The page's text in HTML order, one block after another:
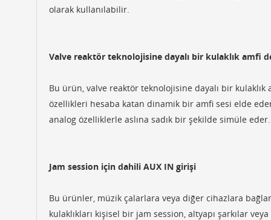
olarak kullanılabilir.
Valve reaktör teknolojisine dayalı bir kulaklık amfi
Bu ürün, valve reaktör teknolojisine dayalı bir
özellikleri hesaba katan dinamik bir amfi sesi elde
analog özelliklerle aslına sadık bir şekilde simüle eder.
Jam session için dahili AUX IN girişi
Bu ürünler, müzik çalarlara veya diğer cihazlara
kulaklıkları kişisel bir jam session, altyapı şarkılar